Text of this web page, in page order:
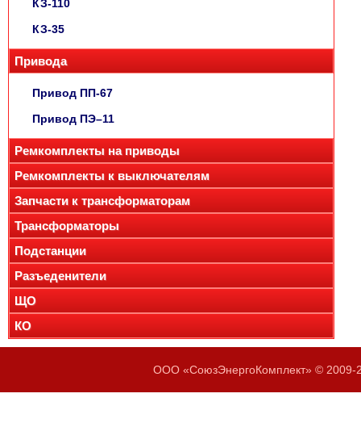
КЗ-110
КЗ-35
Привода
Привод ПП-67
Привод ПЭ–11
Ремкомплекты на приводы
Ремкомплекты к выключателям
Запчасти к трансформаторам
Трансформаторы
Подстанции
Разъеденители
ЩО
КО
ООО «СоюзЭнергоКомплект» © 2009-